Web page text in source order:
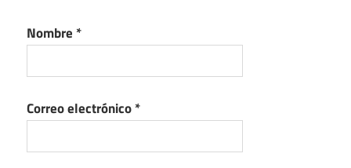
Nombre *
Correo electrónico*